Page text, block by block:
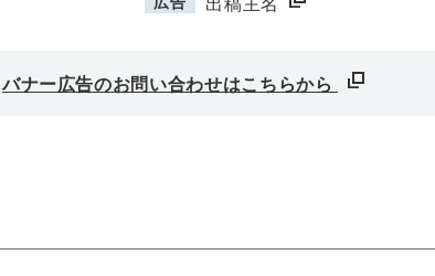
出稿主名
バナー広告のお問い合わせはこちらから